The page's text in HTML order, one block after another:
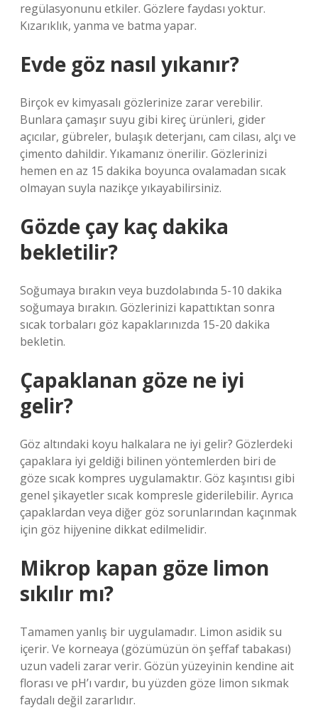
regülasyonunu etkiler. Gözlere faydası yoktur.
Kızarıklık, yanma ve batma yapar.
Evde göz nasıl yıkanır?
Birçok ev kimyasalı gözlerinize zarar verebilir.
Bunlara çamaşır suyu gibi kireç ürünleri, gider
açıcılar, gübreler, bulaşık deterjanı, cam cilası, alçı ve
çimento dahildir. Yıkamanız önerilir. Gözlerinizi
hemen en az 15 dakika boyunca ovalamadan sıcak
olmayan suyla nazikçe yıkayabilirsiniz.
Gözde çay kaç dakika
bekletilir?
Soğumaya bırakın veya buzdolabında 5-10 dakika
soğumaya bırakın. Gözlerinizi kapattıktan sonra
sıcak torbaları göz kapaklarınızda 15-20 dakika
bekletin.
Çapaklanan göze ne iyi
gelir?
Göz altındaki koyu halkalara ne iyi gelir? Gözlerdeki
çapaklara iyi geldiği bilinen yöntemlerden biri de
göze sıcak kompres uygulamaktır. Göz kaşıntısı gibi
genel şikayetler sıcak kompresle giderilebilir. Ayrıca
çapaklardan veya diğer göz sorunlarından kaçınmak
için göz hijyenine dikkat edilmelidir.
Mikrop kapan göze limon
sıkılır mı?
Tamamen yanlış bir uygulamadır. Limon asidik su
içerir. Ve korneaya (gözümüzün ön şeffaf tabakası)
uzun vadeli zarar verir. Gözün yüzeyinin kendine ait
florası ve pH’ı vardır, bu yüzden göze limon sıkmak
faydalı değil zararlıdır.